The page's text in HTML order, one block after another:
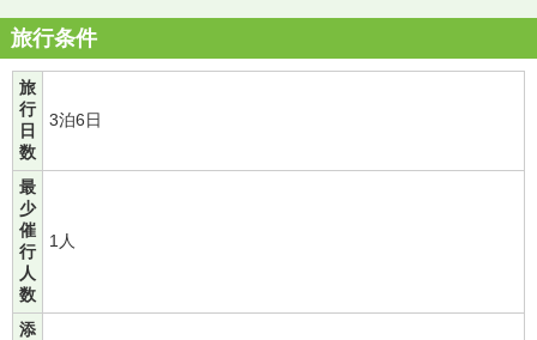
旅行条件
旅
行
日
数
3泊6日
最
少
催
行
人
数
1人
添